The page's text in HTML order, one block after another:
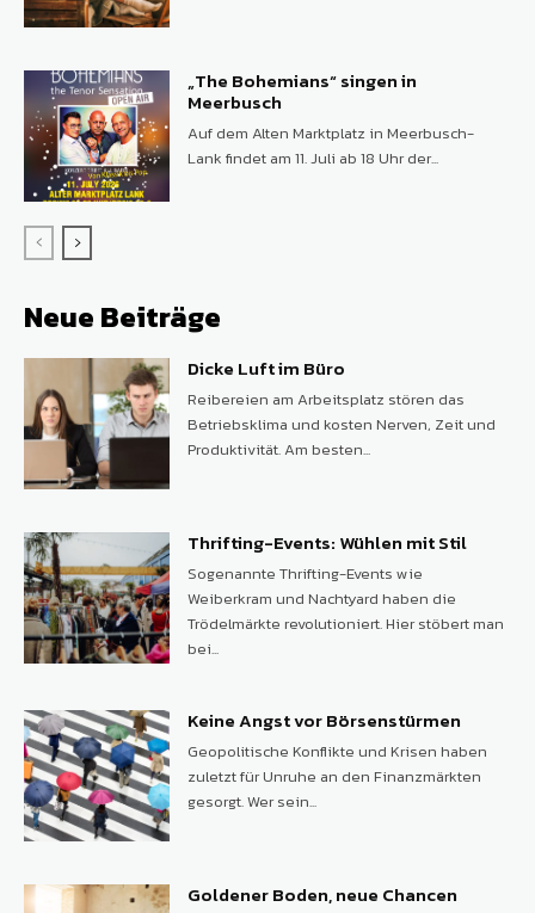
„The Bohemians“ singen in
Meerbusch
Auf dem Alten Marktplatz in Meerbusch-
Lank findet am 11. Juli ab 18 Uhr der...
Neue Beiträge
Dicke Luft im Büro
Reibereien am Arbeitsplatz stören das
Betriebsklima und kosten Nerven, Zeit und
Produktivität. Am besten...
Thrifting-Events: Wühlen mit Stil
Sogenannte Thrifting-Events wie
Weiberkram und Nachtyard haben die
Trödelmärkte revolutioniert. Hier stöbert man
bei...
Keine Angst vor Börsenstürmen
Geopolitische Konflikte und Krisen haben
zuletzt für Unruhe an den Finanzmärkten
gesorgt. Wer sein...
Goldener Boden, neue Chancen